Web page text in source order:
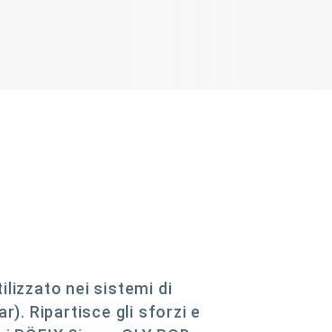
nei sistemi di
Ripartisce gli sforzi e